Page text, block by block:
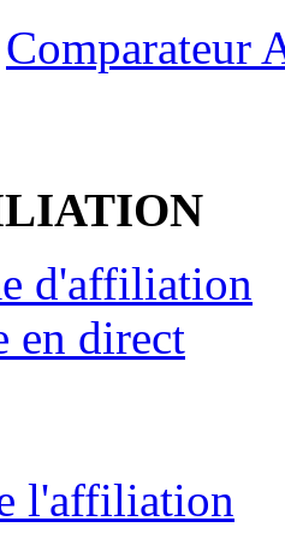
Comparateur
d'affiliation
en direct
l'affiliation